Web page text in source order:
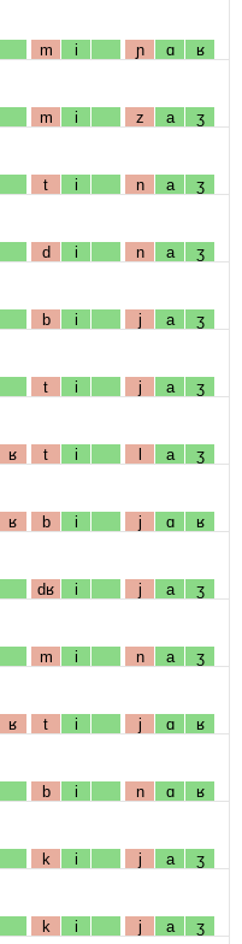
m i ɲ ɑ ʁ
m i z a ʒ
t i n a ʒ
d i n a ʒ
b i j a ʒ
t i j a ʒ
ʁ t i l a ʒ
ʁ b i j ɑ ʁ
dʁ i j a ʒ
m i n a ʒ
ʁ t i j ɑ ʁ
b i n ɑ ʁ
k i j a ʒ
k i j a ʒ